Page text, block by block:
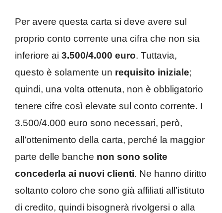
Per avere questa carta si deve avere sul
proprio conto corrente una cifra che non sia
inferiore ai 3.500/4.000 euro. Tuttavia,
questo è solamente un requisito iniziale;
quindi, una volta ottenuta, non è obbligatorio
tenere cifre così elevate sul conto corrente. I
3.500/4.000 euro sono necessari, però,
all’ottenimento della carta, perché la maggior
parte delle banche non sono solite
concederla ai nuovi clienti. Ne hanno diritto
soltanto coloro che sono già affiliati all’istituto
di credito, quindi bisognerà rivolgersi o alla